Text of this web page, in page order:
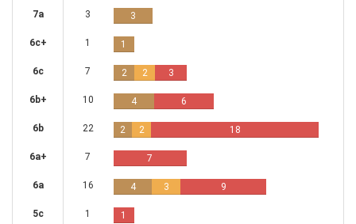
7a 3 3
6c+ 1 1
6c 7 2 2 3
6b+ 10 4 6
6b 22 2 2 18
6a+ 7 7
6a 16 4 3 9
5c 1 1